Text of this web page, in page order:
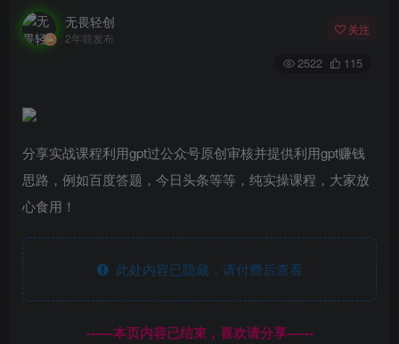
无畏轻创
2年前发布
关注
2522 115
分享实战课程利用gpt过公众号原创审核并提供利用gpt赚钱
思路，例如百度答题，今日头条等等，纯实操课程，大家放
心食用！
此处内容已隐藏，请付费后查看
------本页内容已结束，喜欢请分享------